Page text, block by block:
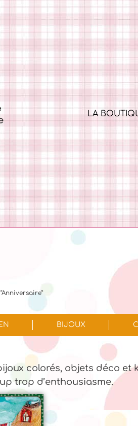
LA
BIJOUX
colorés, objets déco
trop d’enthousiasme.